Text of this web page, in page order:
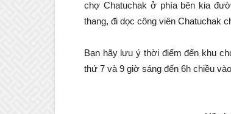
chợ Chatuchak ở phía bên kia
thang, đi dọc công viên Chatuchak
Bạn hãy lưu ý thời điểm đến khu
thứ 7 và 9 giờ sáng đến 6h chiều